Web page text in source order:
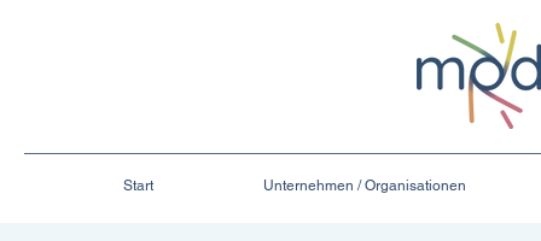
Start Unternehmen / Organisationen